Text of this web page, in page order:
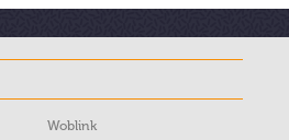
Woblink